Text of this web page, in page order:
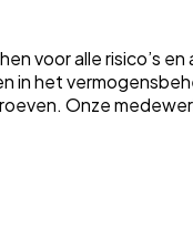
voor alle risico’s en
het
Onze